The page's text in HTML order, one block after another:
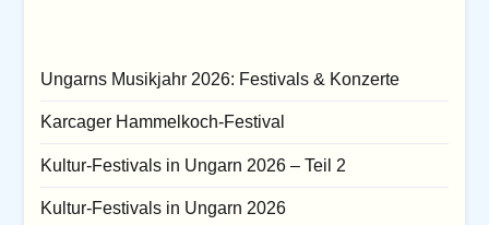
Ungarns Musikjahr 2026: Festivals & Konzerte
Karcager Hammelkoch-Festival
Kultur-Festivals in Ungarn 2026 – Teil 2
Kultur-Festivals in Ungarn 2026